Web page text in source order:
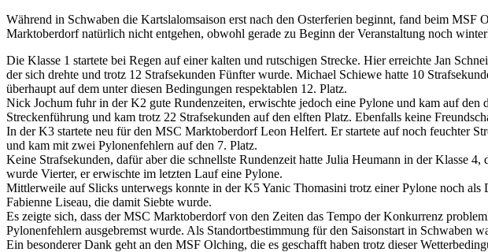
Während in Schwaben die Kartslalomsaison erst nach den Osterferien beginnt, fand beim MSF
Marktoberdorf natürlich nicht entgehen, obwohl gerade zu Beginn der Veranstaltung noch
Die Klasse 1 startete bei Regen auf einer kalten und rutschigen Strecke. Hier erreichte Jan
der sich drehte und trotz 12 Strafsekunden Fünfter wurde. Michael Schiewe hatte 10
überhaupt auf dem unter diesen Bedingungen respektablen 12. Platz.
Nick Jochum fuhr in der K2 gute Rundenzeiten, erwischte jedoch eine Pylone und kam auf den
Streckenführung und kam trotz 22 Strafsekunden auf den elften Platz. Ebenfalls keine
In der K3 startete neu für den MSC Marktoberdorf Leon Helfert. Er startete auf noch feuchter
und kam mit zwei Pylonenfehlern auf den 7. Platz.
Keine Strafsekunden, dafür aber die schnellste Rundenzeit hatte Julia Heumann in der Klasse
wurde Vierter, er erwischte im letzten Lauf eine Pylone.
Mittlerweile auf Slicks unterwegs konnte in der K5 Yanic Thomasini trotz einer Pylone noch als
Fabienne Liseau, die damit Siebte wurde.
Es zeigte sich, dass der MSC Marktoberdorf von den Zeiten das Tempo der Konkurrenz
Pylonenfehlern ausgebremst wurde. Als Standortbestimmung für den Saisonstart in Schwaben
Ein besonderer Dank geht an den MSF Olching, die es geschafft haben trotz dieser